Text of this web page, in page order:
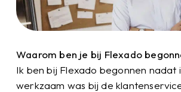
Waarom ben je bij Flexado
Ik ben bij Flexado begonnen nadat
werkzaam was bij de